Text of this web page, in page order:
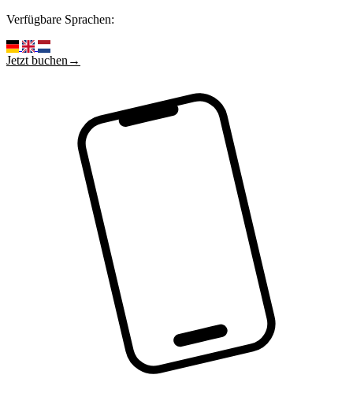
Verfügbare Sprachen:
Jetzt buchen→